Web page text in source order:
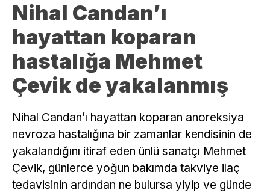
Nihal Candan’ı
hayattan koparan
hastalığa Mehmet
Çevik de yakalanmış
Nihal Candan’ı hayattan koparan anoreksiya
nevroza hastalığına bir zamanlar kendisinin de
yakalandığını itiraf eden ünlü sanatçı Mehmet
Çevik, günlerce yoğun bakımda takviye ilaç
tedavisinin ardından ne bulursa yiyip ve günde